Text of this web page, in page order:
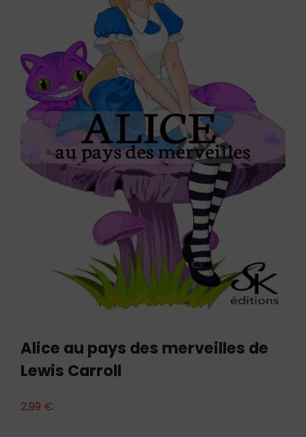
Alice au pays des merveilles de
Lewis Carroll
2,99 €